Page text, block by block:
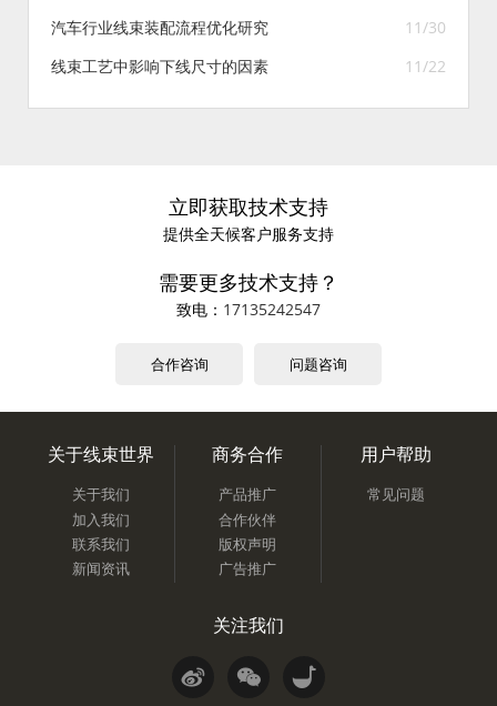
11/30
汽车行业线束装配流程优化研究
11/22
线束工艺中影响下线尺寸的因素
立即获取技术支持
提供全天候客户服务支持
需要更多技术支持？
致电： 17135242547
合作咨询 问题咨询
关于线束世界
关于我们
加入我们
联系我们
新闻资讯
商务合作
产品推广
合作伙伴
版权声明
广告推广
用户帮助
常见问题
关注我们